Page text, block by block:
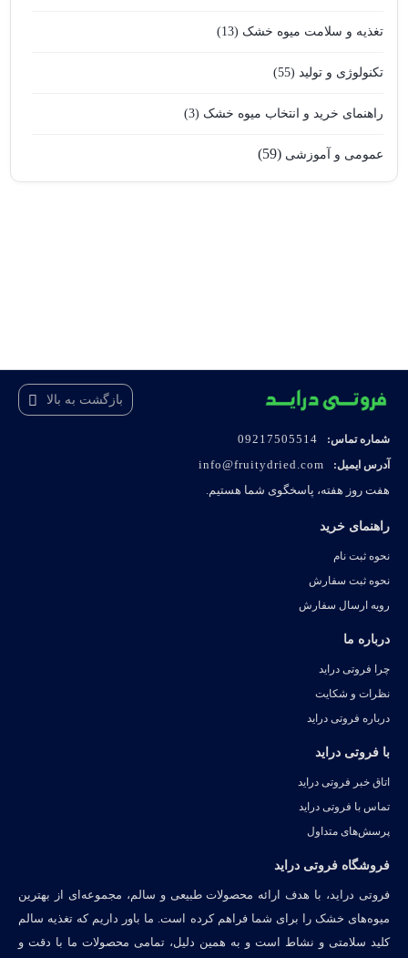
تغذیه و سلامت میوه خشک (13)
تکنولوژی و تولید (55)
راهنمای خرید و انتخاب میوه خشک (3)
عمومی و آموزشی (59)
بازگشت به بالا
شماره تماس: 09217505514
آدرس ایمیل:
info@fruitydried.com
هفت روز هفته، پاسخگوی شما هستیم.
راهنمای خرید
نحوه ثبت نام
نحوه ثبت سفارش
رویه ارسال سفارش
درباره ما
چرا فروتی دراید
نظرات و شکایت
درباره فروتی دراید
با فروتی دراید
اتاق خبر فروتی دراید
تماس با فروتی دراید
پرسش‌های متداول
فروشگاه فروتی دراید
فروتی دراید، با هدف ارائه محصولات طبیعی و سالم، مجموعه‌ای از بهترین
میوه‌های خشک را برای شما فراهم کرده است. ما باور داریم که تغذیه سالم
کلید سلامتی و نشاط است و به همین دلیل، تمامی محصولات ما با دقت و